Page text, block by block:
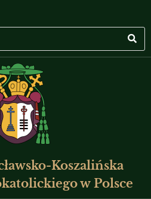
Koszalińska
w Polsce